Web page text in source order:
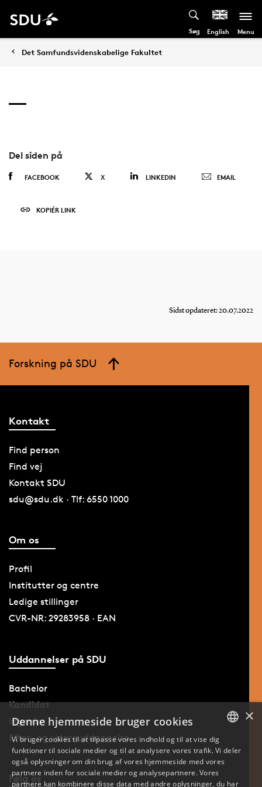
Søg English Menu
Det Samfundsvidenskabelige Fakultet
Del siden på
FACEBOOK X LINKEDIN EMAIL
KOPIÉR LINK
Sidst opdateret: 20.07.2022
Forskning på SDU
Kontakt
Find person
Find vej
Kontakt SDU
sdu@sdu.dk · Tlf: 6550 1000
Om os
Profil
Institutter og centre
Ledige stillinger
CVR-NR: 29283958 · EAN
Uddannelser på SDU
Bachelor
Kandidat
Ingeniør
Efter- og videreuddannelse
Følg os
DANISH
×
Denne hjemmeside bruger cookies
Vi bruger cookies til at tilpasse vores indhold og til at vise dig
funktioner til sociale medier og til at analysere vores trafik. Vi deler
også oplysninger om din brug af vores hjemmeside med vores
partnere inden for sociale medier og analysepartnere. Vores
partnere kan kombinere disse data med andre oplysninger, du har